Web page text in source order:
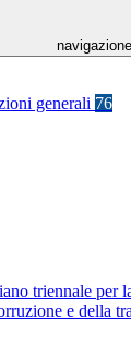
navigazione
generali 76
triennale per
e della